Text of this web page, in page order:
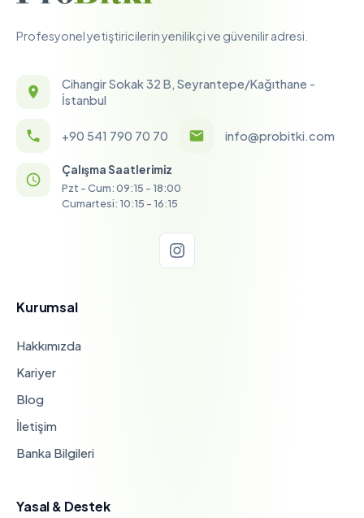
Profesyonel yetiştiricilerin yenilikçi ve güvenilir adresi.
Cihangir Sokak 32 B, Seyrantepe/Kağıthane -
İstanbul
+90 541 790 70 70 info@probitki.com
Çalışma Saatlerimiz
Pzt - Cum: 09:15 - 18:00
Cumartesi: 10:15 - 16:15
Kurumsal
Hakkımızda
Kariyer
Blog
İletişim
Banka Bilgileri
Yasal & Destek